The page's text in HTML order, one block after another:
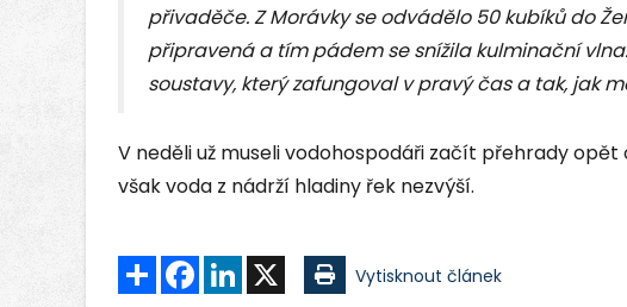
přivaděče. Z Morávky se odvádělo 50 kubíků do
připravená a tím pádem se snížila kulminační
soustavy, který zafungoval v pravý čas a tak, jak
V neděli už museli vodohospodáři začít přehrady
však voda z nádrží hladiny řek nezvýší.
Sdílet FacebookLinkedIn Vytisknout článek